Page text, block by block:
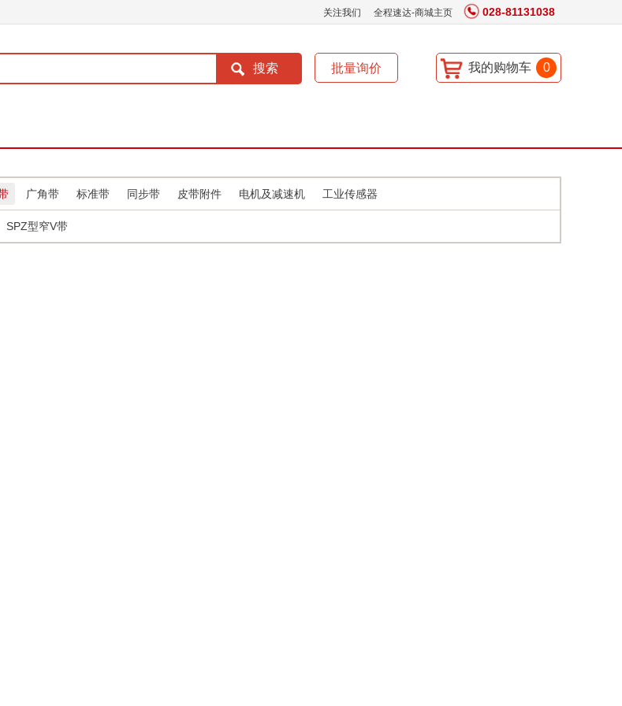
关注我们 全程速达-商城主页 028-81131038
我的购物车 0
广角带 标准带 同步带 皮带附件 电机及减速机 工业传感器
SPZ型窄V带